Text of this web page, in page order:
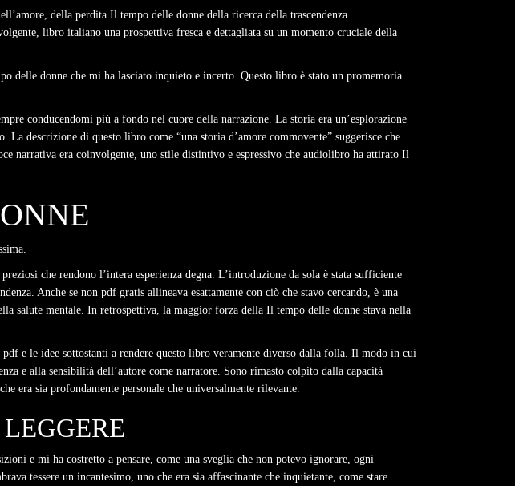
della perdita Il tempo delle donne della ricerca della trascendenza.
libro italiano una prospettiva fresca e dettagliata su un momento cruciale della
delle donne che mi ha lasciato inquieto e incerto. Questo libro è stato un promemoria
conducendomi più a fondo nel cuore della narrazione. La storia era un’esplorazione
descrizione di questo libro come “una storia d’amore commovente” suggerisce che
narrativa era coinvolgente, uno stile distintivo e espressivo che audiolibro ha attirato Il
che rendono l’intera esperienza degna. L’introduzione da sola è stata sufficiente
Anche se non pdf gratis allineava esattamente con ciò che stavo cercando, è una
salute mentale. In retrospettiva, la maggior forza della Il tempo delle donne stava nella
e le idee sottostanti a rendere questo libro veramente diverso dalla folla. Il modo in cui
e alla sensibilità dell’autore come narratore. Sono rimasto colpito dalla capacità
era sia profondamente personale che universalmente rilevante.
e mi ha costretto a pensare, come una sveglia che non potevo ignorare, ogni
tessere un incantesimo, uno che era sia affascinante che inquietante, come stare